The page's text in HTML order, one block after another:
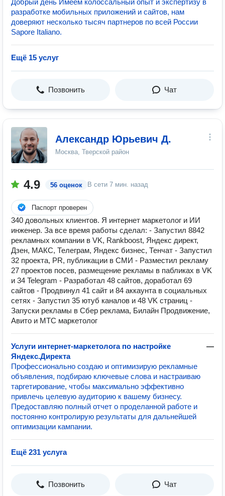
Добрый день Имеем колоссальный опыт и экспертизу в
разработке мобильных приложений и сайтов, нам
доверяют несколько тысяч партнеров по всей России
Sapore Italiano.
Ещё 15 услуг
Позвонить Чат
Александр Юрьевич Д.
Москва, Тверской район
4.9 56 оценок В сети 7 мин. назад
Паспорт проверен
340 довольных клиентов. Я интернет маркетолог и ИИ
инженер. За все время работы сделал: - Запустил 8842
рекламных компании в VK, Rankboost, Яндекс директ,
Дзен, МАКС, Телеграм, Яндекс бизнес, Тенчат - Запустил
32 проекта, PR, публикации в СМИ - Разместил рекламу
27 проектов посев, размещение рекламы в пабликах в VK
и 34 Telegram - Разработал 48 сайтов, доработал 69
сайтов - Продвинул 41 сайт и 84 аккаунта в социальных
сетях - Запустил 35 ютуб каналов и 48 VK страниц -
Запуски рекламы в Сбер реклама, Билайн Продвижение,
Авито и МТС маркетолог
Услуги интернет-маркетолога по настройке
Яндекс.Директа
—
Профессионально создаю и оптимизирую рекламные
объявления, подбираю ключевые слова и настраиваю
таргетирование, чтобы максимально эффективно
привлечь целевую аудиторию к вашему бизнесу.
Предоставляю полный отчет о проделанной работе и
постоянно контролирую результаты для дальнейшей
оптимизации кампании.
Ещё 231 услуга
Позвонить Чат